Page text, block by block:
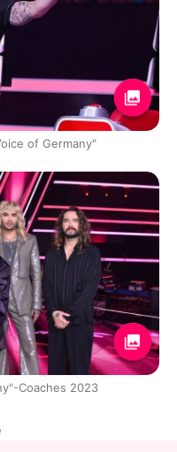
of Germany"
Coaches 2023